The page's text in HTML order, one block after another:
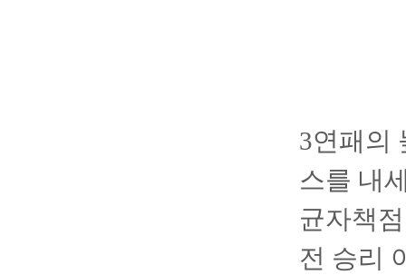
3연패의
스를 내
균자책
전 승리